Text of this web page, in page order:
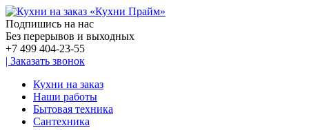
Подпишись на нас
Без перерывов и выходных
+7 499 404-23-55
| Заказать звонок
Кухни на заказ
Наши работы
Бытовая техника
Сантехника